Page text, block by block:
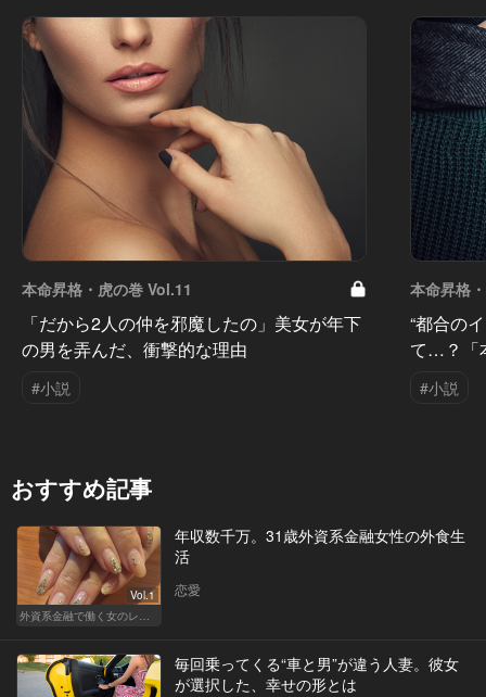
本命昇格・虎の巻 Vol.11
「だから2人の仲を邪魔したの」美女が年下
の男を弄んだ、衝撃的な理由
#小説
本命昇格
“都合の
て…？「
#小説
おすすめ記事
Vol.1
外資系金融で働く女のレストラン事情
年収数千万。31歳外資系金融女性の外食生
活
恋愛
毎回乗ってくる“車と男”が違う人妻。彼女
が選択した、幸せの形とは